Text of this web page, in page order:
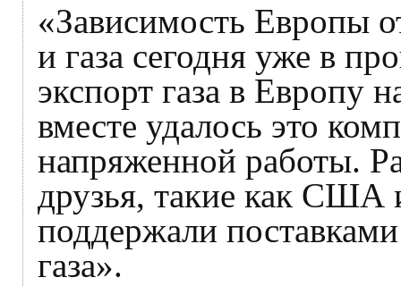
«Зависимость Европы
и газа сегодня уже в
экспорт газа в Европу
вместе удалось это
напряженной работы.
друзья, такие как США
поддержали
газа».